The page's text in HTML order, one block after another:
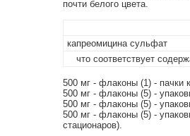
почти белого цвета.
капреомицина сульфат
что соответствует
500 мг - флаконы (1) - пачки
500 мг - флаконы (5) -
500 мг - флаконы (5) -
500 мг - флаконы (5) -
стационаров).